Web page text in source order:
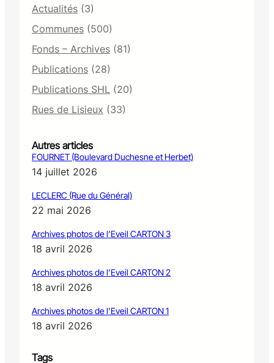
Actualités (3)
Communes (500)
Fonds – Archives (81)
Publications (28)
Publications SHL (20)
Rues de Lisieux (33)
Autres articles
FOURNET (Boulevard Duchesne et Herbet)
14 juillet 2026
LECLERC (Rue du Général)
22 mai 2026
Archives photos de l’Eveil CARTON 3
18 avril 2026
Archives photos de l’Eveil CARTON 2
18 avril 2026
Archives photos de l’Eveil CARTON 1
18 avril 2026
Tags